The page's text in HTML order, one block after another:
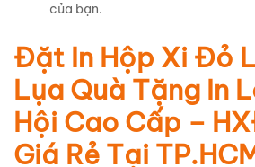
của bạn.
Đặt In Hộp Xi Đỏ
Lụa Quà Tặng In
Hội Cao Cấp –
Giá Rẻ Tại